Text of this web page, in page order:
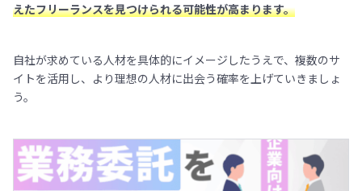
えたフリーランスを見つけられる可能性が高まります。
自社が求めている人材を具体的にイメージしたうえで、複数のサ
イトを活用し、より理想の人材に出会う確率を上げていきましょ
う。